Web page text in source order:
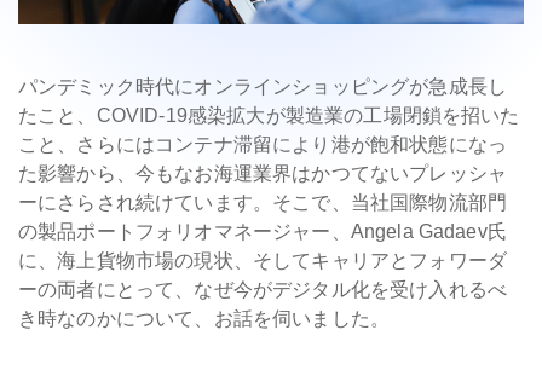
パンデミック時代にオンラインショッピングが急成長し
たこと、COVID-19感染拡大が製造業の工場閉鎖を招いた
こと、さらにはコンテナ滞留により港が飽和状態になっ
た影響から、今もなお海運業界はかつてないプレッシャ
ーにさらされ続けています。そこで、当社国際物流部門
の製品ポートフォリオマネージャー、Angela Gadaev氏
に、海上貨物市場の現状、そしてキャリアとフォワーダ
ーの両者にとって、なぜ今がデジタル化を受け入れるべ
き時なのかについて、お話を伺いました。